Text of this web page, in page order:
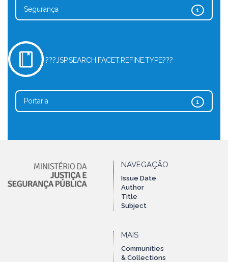
1
Segurança
???JSP.SEARCH.FACET.REFINE.TYPE???
1
Portaria
NAVEGAÇÃO
Issue Date
Author
Title
Subject
MAIS
Communities
& Collections